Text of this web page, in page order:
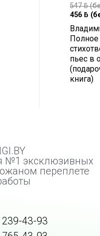
547ƃ
456 ƃ
Полное
пьес в
книга)
№1 эксклюзивных
переплете
43-93